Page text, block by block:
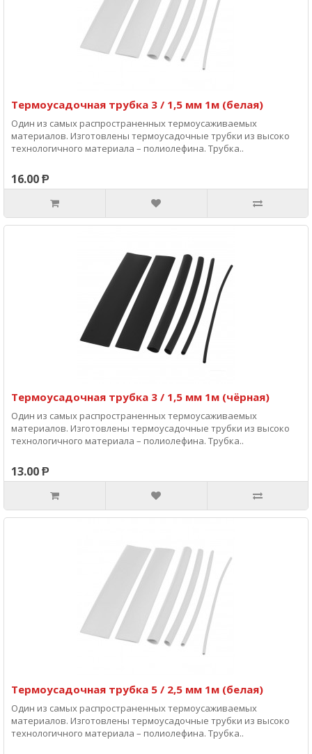
Термоусадочная трубка 3 / 1,5 мм 1м (белая)
Один из самых распространенных термоусаживаемых
материалов. Изготовлены термоусадочные трубки из высоко
технологичного материала – полиолефина. Трубка..
16.00 Ᵽ
Термоусадочная трубка 3 / 1,5 мм 1м (чёрная)
Один из самых распространенных термоусаживаемых
материалов. Изготовлены термоусадочные трубки из высоко
технологичного материала – полиолефина. Трубка..
13.00 Ᵽ
Термоусадочная трубка 5 / 2,5 мм 1м (белая)
Один из самых распространенных термоусаживаемых
материалов. Изготовлены термоусадочные трубки из высоко
технологичного материала – полиолефина. Трубка..